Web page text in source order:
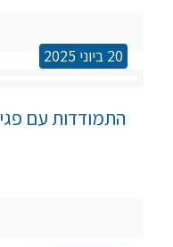
20 ביוני 2025
התמודדות עם